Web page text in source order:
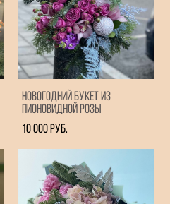
Новогодний букет из
пионовидной розы
10 000 pуб.